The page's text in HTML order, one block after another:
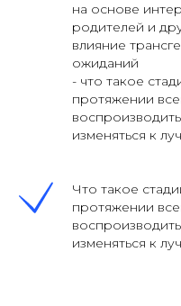
на основе
родителей и
влияние
ожиданий
- что такое
протяжении
изменяться к
Что такое
протяжении
изменяться к